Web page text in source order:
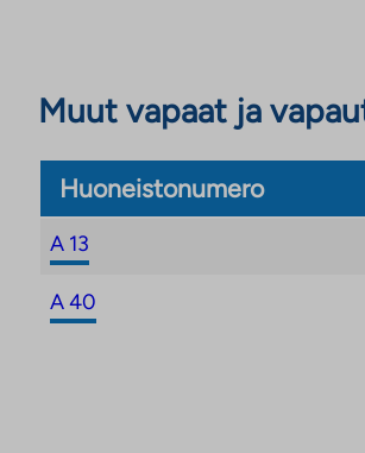
Muut vapaat ja
Huoneistonumero
A 13
A 40